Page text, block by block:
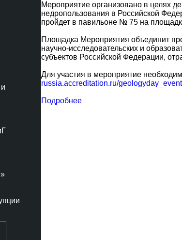
Мероприятие организовано в целях
недропользования в Российской
пройдет в павильоне № 75 на
Площадка Мероприятия объединит
научно-исследовательских и
субъектов Российской Федерации,
Для участия в мероприятие
russia.accreditation.ru/
Подробнее